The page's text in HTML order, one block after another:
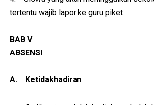
tertentu wajib lapor ke guru piket
BAB V
ABSENSI
A. Ketidakhadiran